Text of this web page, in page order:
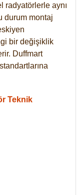
radyatörlerle aynı
durum montaj
bir değişiklik
Duffmart
Teknik